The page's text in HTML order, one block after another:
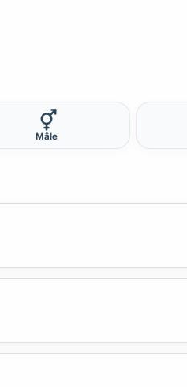
Mâle